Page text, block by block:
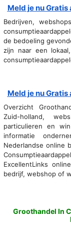
Meld je nu Gratis
Bedrijven,
de bedoeling
zijn naar een
Meld je nu Gratis
Overzicht
Zuid-holland,
particulieren en
informatie
Nederlandse online
ExcellentLinks
bedrijf, webshop of
Groothandel In